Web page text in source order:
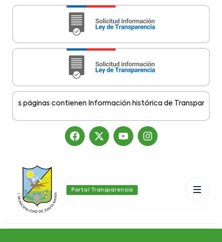
páginas contienen Información histórica de Transparencia
Portal Transparencia